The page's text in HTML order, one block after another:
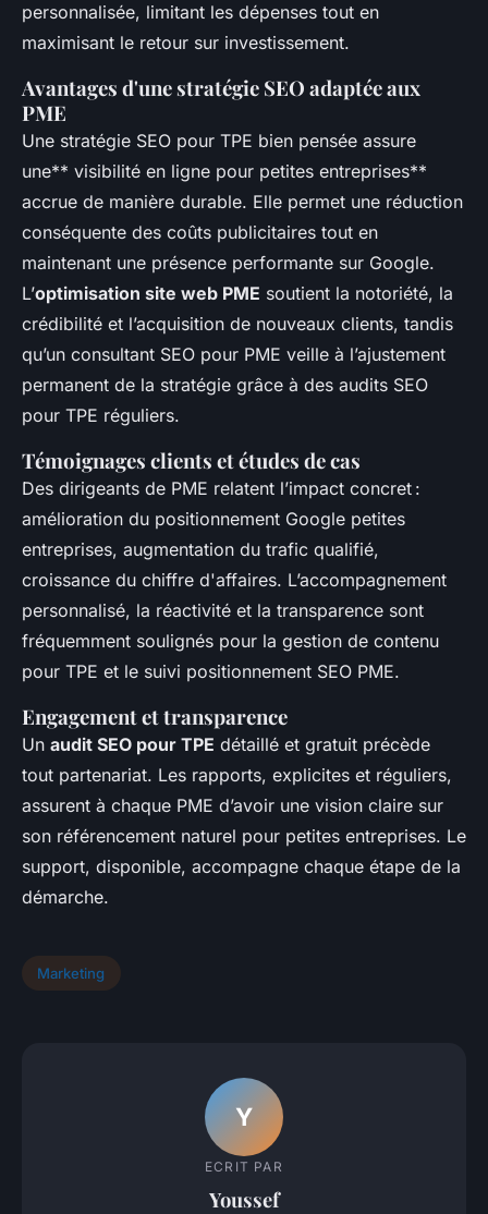
personnalisée, limitant les dépenses tout en
maximisant le retour sur investissement.
Avantages d'une stratégie SEO adaptée aux
PME
Une stratégie SEO pour TPE bien pensée assure
une** visibilité en ligne pour petites entreprises**
accrue de manière durable. Elle permet une réduction
conséquente des coûts publicitaires tout en
maintenant une présence performante sur Google.
L’optimisation site web PME soutient la notoriété, la
crédibilité et l’acquisition de nouveaux clients, tandis
qu’un consultant SEO pour PME veille à l’ajustement
permanent de la stratégie grâce à des audits SEO
pour TPE réguliers.
Témoignages clients et études de cas
Des dirigeants de PME relatent l’impact concret :
amélioration du positionnement Google petites
entreprises, augmentation du trafic qualifié,
croissance du chiffre d'affaires. L’accompagnement
personnalisé, la réactivité et la transparence sont
fréquemment soulignés pour la gestion de contenu
pour TPE et le suivi positionnement SEO PME.
Engagement et transparence
Un audit SEO pour TPE détaillé et gratuit précède
tout partenariat. Les rapports, explicites et réguliers,
assurent à chaque PME d’avoir une vision claire sur
son référencement naturel pour petites entreprises. Le
support, disponible, accompagne chaque étape de la
démarche.
Marketing
Y
ECRIT PAR
Youssef